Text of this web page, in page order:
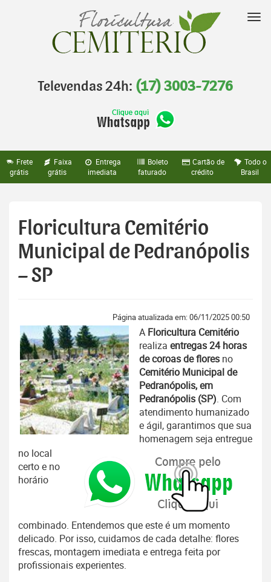
Televendas 24h: (17) 3003-7276
Frete
grátis
Faixa
grátis
Entrega
imediata
Boleto
faturado
Cartão de
crédito
Todo o
Brasil
Floricultura Cemitério
Municipal de Pedranópolis
– SP
Página atualizada em: 06/11/2025 00:50
A Floricultura Cemitério
realiza entregas 24 horas
de coroas de flores no
Cemitério Municipal de
Pedranópolis, em
Pedranópolis (SP). Com
atendimento humanizado
e ágil, garantimos que sua
homenagem seja entregue
no local
certo e no
horário
combinado. Entendemos que este é um momento
delicado. Por isso, cuidamos de cada detalhe: flores
frescas, montagem imediata e entrega feita por
profissionais experientes.